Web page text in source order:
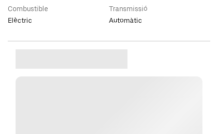
Combustible
Elèctric
Transmissió
Automàtic